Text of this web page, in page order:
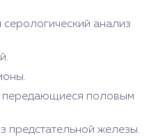
анализ
передающиеся половым
предстательной железы.